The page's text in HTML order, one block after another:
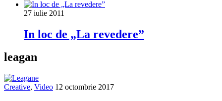
27 iulie 2011
In loc de „La revedere”
leagan
Creative, Video 12 octombrie 2017